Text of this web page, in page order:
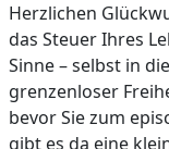
Herzlichen
das Steuer Ihres
Sinne – selbst in
grenzenloser
bevor Sie zum
gibt es da eine